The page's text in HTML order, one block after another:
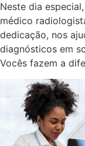
Neste dia
médico
dedicação, nos
diagnósticos em
Vocês fazem a